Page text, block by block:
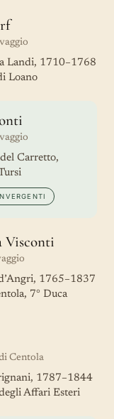
Landi, 1710–1768
Loano
Carretto,
Visconti
1765–1837
7° Duca
Centola
1787–1844
Affari Esteri